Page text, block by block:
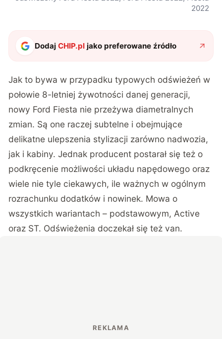
2022
DodajCHIP.pl jako preferowane źródło
Jak to bywa w przypadku typowych odświeżeń w
połowie 8-letniej żywotności danej generacji,
nowy Ford Fiesta nie przeżywa diametralnych
zmian. Są one raczej subtelne i obejmujące
delikatne ulepszenia stylizacji zarówno nadwozia,
jak i kabiny. Jednak producent postarał się też o
podkręcenie możliwości układu napędowego oraz
wiele nie tyle ciekawych, ile ważnych w ogólnym
rozrachunku dodatków i nowinek. Mowa o
wszystkich wariantach – podstawowym, Active
oraz ST. Odświeżenia doczekał się też van.